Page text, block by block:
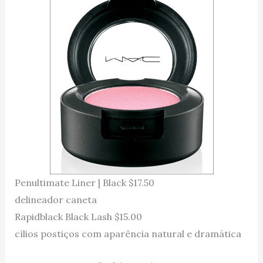
Penultimate Liner | Black $17.50
delineador caneta
Rapidblack Black Lash $15.00
cílios postiços com aparência natural e dramática